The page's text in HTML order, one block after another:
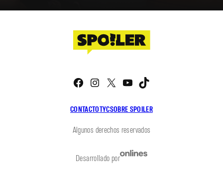
CONTACTOTYCSOBRE SPOILER
Facebook
Instagram
X YouTube
Algunos derechos reservados
Desarrollado por